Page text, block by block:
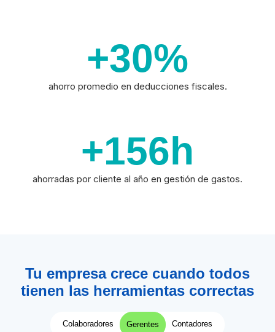
+30%
ahorro promedio en deducciones fiscales.
+156h
ahorradas por cliente al año en gestión de gastos.
Tu empresa crece cuando todos
tienen las herramientas correctas
Colaboradores Gerentes Contadores